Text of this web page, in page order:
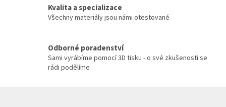
k
y
p
i
Kvalita a specializace
Všechny materiály jsou námi otestované
Odborné poradenství
Sami vyrábíme pomocí 3D tisku - o své zkušenosti se
rádi podělíme